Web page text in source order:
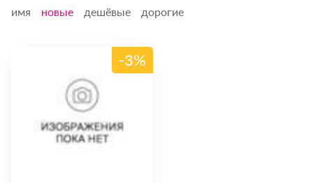
имя
новые дешёвые дорогие
-3%